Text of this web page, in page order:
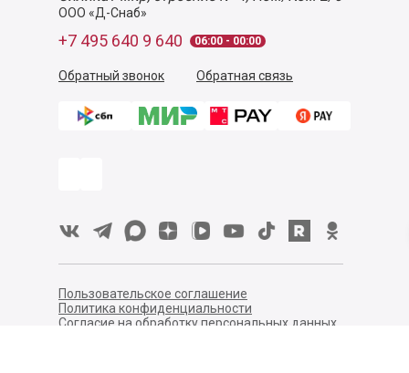
ООО «Д-Снаб»
+7 495 640 9 640 06:00 - 00:00
Обратный звонок Обратная связь
Пользовательское соглашение
Политика конфиденциальности
Согласие на обработку персональных данных